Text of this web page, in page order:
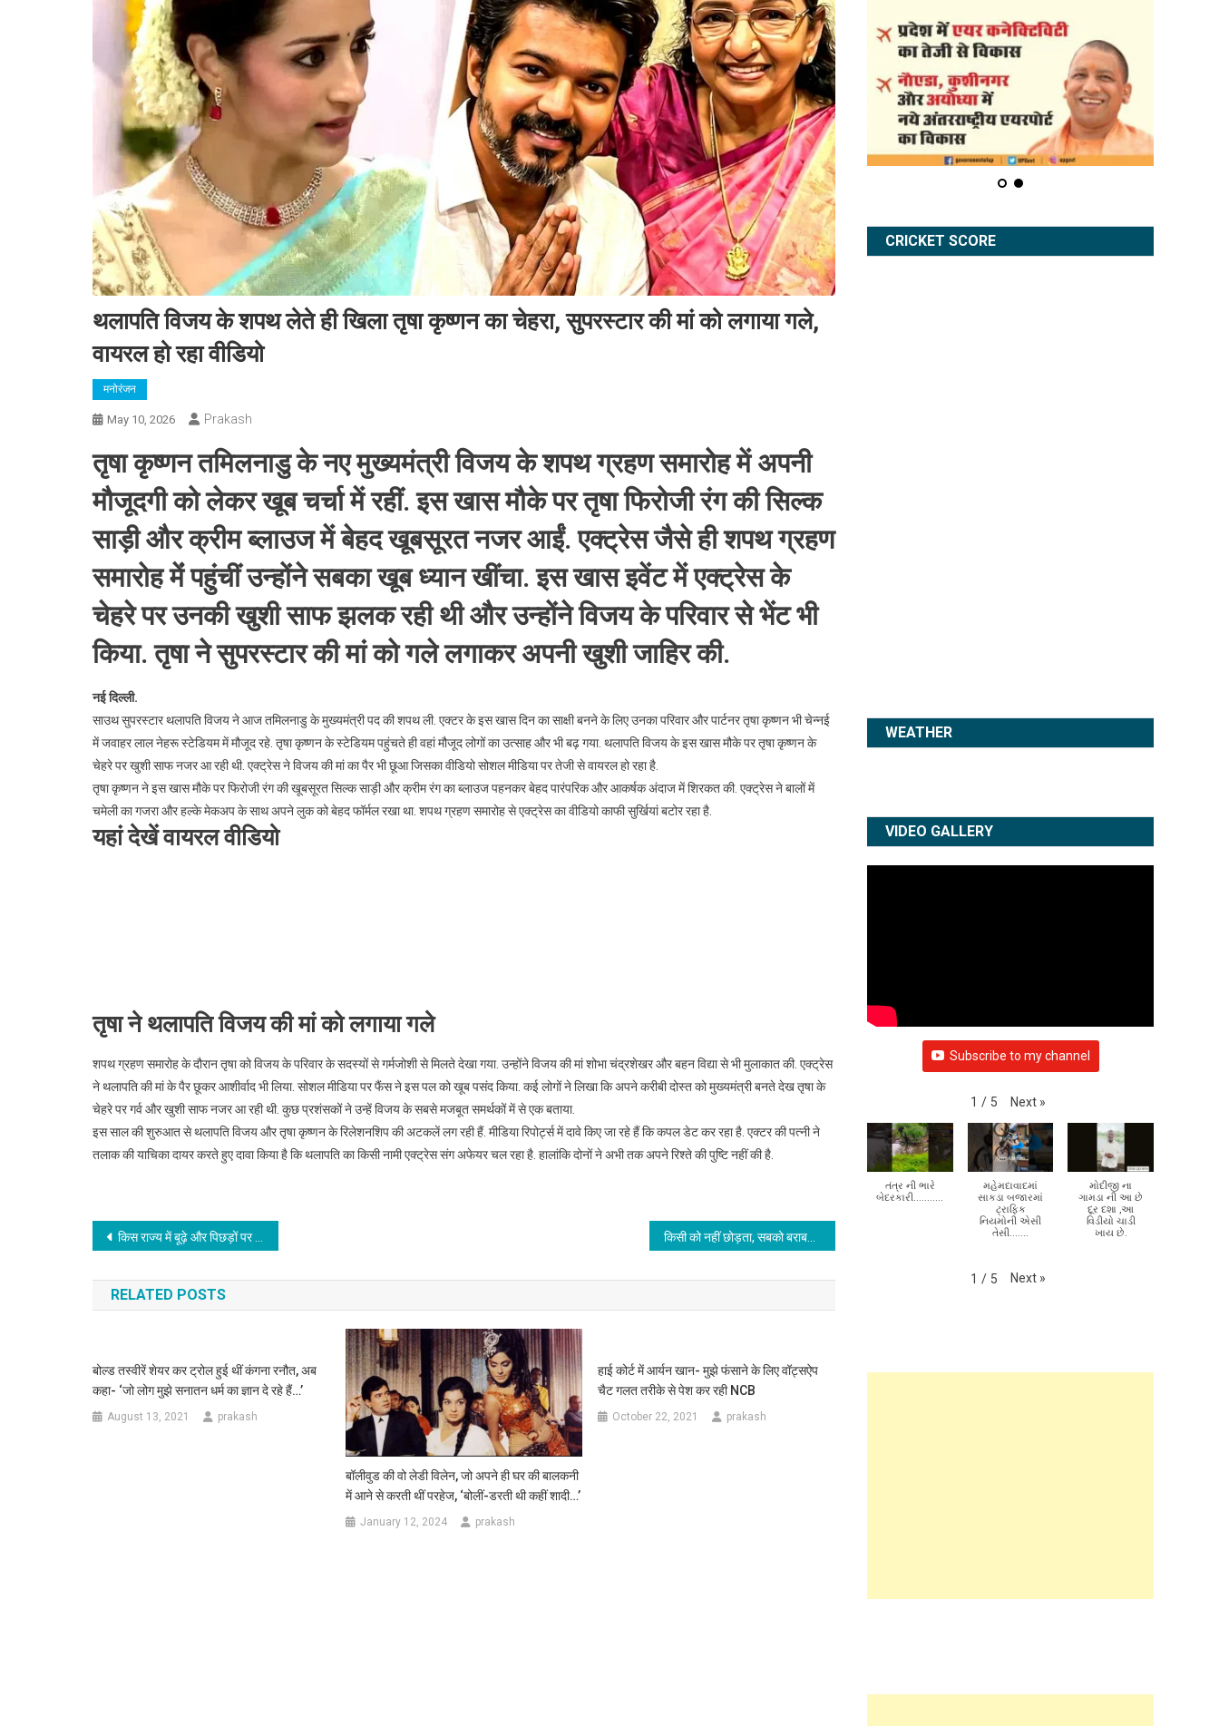
थलापति विजय के शपथ लेते ही खिला तृषा कृष्णन का चेहरा, सुपरस्टार की मां को लगाया गले,
वायरल हो रहा वीडियो
मनोरंजन
May 10, 2026 Prakash
तृषा कृष्णन तमिलनाडु के नए मुख्यमंत्री विजय के शपथ ग्रहण समारोह में अपनी
मौजूदगी को लेकर खूब चर्चा में रहीं. इस खास मौके पर तृषा फिरोजी रंग की सिल्क
साड़ी और क्रीम ब्लाउज में बेहद खूबसूरत नजर आईं. एक्ट्रेस जैसे ही शपथ ग्रहण
समारोह मेंं पहुंचीं उन्होंने सबका खूब ध्यान खींचा. इस खास इवेंट में एक्ट्रेस के
चेहरे पर उनकी खुशी साफ झलक रही थी और उन्होंने विजय के परिवार से भेंट भी
किया. तृषा ने सुपरस्टार की मां को गले लगाकर अपनी खुशी जाहिर की.
नई दिल्ली.
साउथ सुपरस्टार थलापति विजय ने आज तमिलनाडु के मुख्यमंत्री पद की शपथ ली. एक्टर के इस खास दिन का साक्षी बनने के लिए उनका परिवार और पार्टनर तृषा कृष्णन भी चेन्नई
में जवाहर लाल नेहरू स्टेडियम में मौजूद रहे. तृषा कृष्णन के स्टेडियम पहुंचते ही वहां मौजूद लोगों का उत्साह और भी बढ़ गया. थलापति विजय के इस खास मौके पर तृषा कृष्णन के
चेहरे पर खुशी साफ नजर आ रही थी. एक्ट्रेस ने विजय की मां का पैर भी छूआ जिसका वीडियो सोशल मीडिया पर तेजी से वायरल हो रहा है.
तृषा कृष्णन ने इस खास मौके पर फिरोजी रंग की खूबसूरत सिल्क साड़ी और क्रीम रंग का ब्लाउज पहनकर बेहद पारंपरिक और आकर्षक अंदाज में शिरकत की. एक्ट्रेस ने बालों में
चमेली का गजरा और हल्के मेकअप के साथ अपने लुक को बेहद फॉर्मल रखा था. शपथ ग्रहण समारोह से एक्ट्रेस का वीडियो काफी सुर्खियां बटोर रहा है.
यहां देखें वायरल वीडियो
तृषा ने थलापति विजय की मां को लगाया गले
शपथ ग्रहण समारोह के दौरान तृषा को विजय के परिवार के सदस्यों से गर्मजोशी से मिलते देखा गया. उन्होंने विजय की मां शोभा चंद्रशेखर और बहन विद्या से भी मुलाकात की. एक्ट्रेस
ने थलापति की मां के पैर छूकर आशीर्वाद भी लिया. सोशल मीडिया पर फैंस ने इस पल को खूब पसंद किया. कई लोगों ने लिखा कि अपने करीबी दोस्त को मुख्यमंत्री बनते देख तृषा के
चेहरे पर गर्व और खुशी साफ नजर आ रही थी. कुछ प्रशंसकों ने उन्हें विजय के सबसे मजबूत समर्थकों में से एक बताया.
इस साल की शुरुआत से थलापति विजय और तृषा कृष्णन के रिलेशनशिप की अटकलें लग रही हैं. मीडिया रिपोर्ट्स में दावे किए जा रहे हैं कि कपल डेट कर रहा है. एक्टर की पत्नी ने
तलाक की याचिका दायर करते हुए दावा किया है कि थलापति का किसी नामी एक्ट्रेस संग अफेयर चल रहा है. हालांकि दोनों ने अभी तक अपने रिश्ते की पुष्टि नहीं की है.
Post
navigation
किस राज्य में बूढ़े और पिछड़ों पर होता है सबसे ज्यादा अत्याचार? नेशनल क्राइम रिकॉर्ड ब्यूरो का खुलासा, जान लें
RELATED POSTS
बोल्ड तस्वीरें शेयर कर ट्रोल हुई थीं कंगना रनौत, अब
कहा- ‘जो लोग मुझे सनातन धर्म का ज्ञान दे रहे हैं…’
August 13, 2021 prakash
बॉलीवुड की वो लेडी विलेन, जो अपने ही घर की बालकनी
में आने से करती थीं परहेज, ‘बोलीं-डरती थी कहीं शादी…’
January 12, 2024 prakash
हाई कोर्ट में आर्यन खान- मुझे फंसाने के लिए वॉट्सऐप
चैट गलत तरीके से पेश कर रही NCB
October 22, 2021 prakash
CRICKET SCORE
WEATHER
VIDEO GALLERY
Subscribe to my channel
1 / 5 Next »
તંત્ર ની ભારે
બેદરકારી...........
મહેમદાવાદમાં
સાકડા બજારમાં
ટ્રાફિક
નિયમોની એસી
તેસી.......
મોદીજી ના
ગામડા ની આ છે
દૂર દશા ,આ
વિડીયો ચાડી
ખાય છે.
1 / 5 Next »